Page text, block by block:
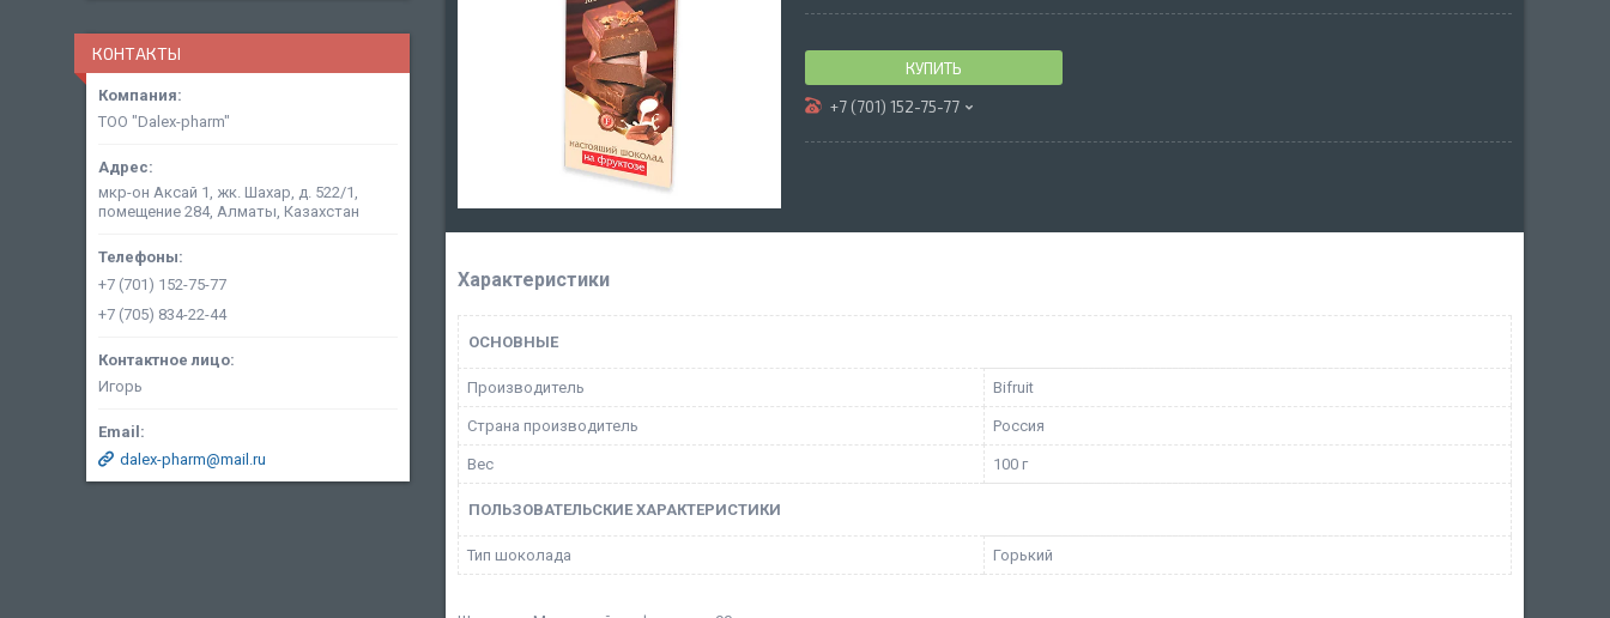
КУПИТЬ
+7 (701) 152-75-77
Характеристики
ОСНОВНЫЕ
Производитель Bifruit
Страна производитель Россия
Вес 100 г
ПОЛЬЗОВАТЕЛЬСКИЕ ХАРАКТЕРИСТИКИ
Тип шоколада Горький
КОНТАКТЫ
ТОО "Dalex-pharm"
мкр-он Аксай 1, жк. Шахар, д. 522/1,
помещение 284, Алматы, Казахстан
+7 (701) 152-75-77
+7 (705) 834-22-44
Игорь
dalex-pharm@mail.ru